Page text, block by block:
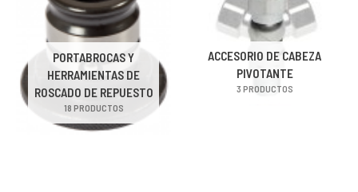
PORTABROCAS Y
HERRAMIENTAS DE
ROSCADO DE REPUESTO
18 PRODUCTOS
ACCESORIO DE CABEZA
PIVOTANTE
3 PRODUCTOS